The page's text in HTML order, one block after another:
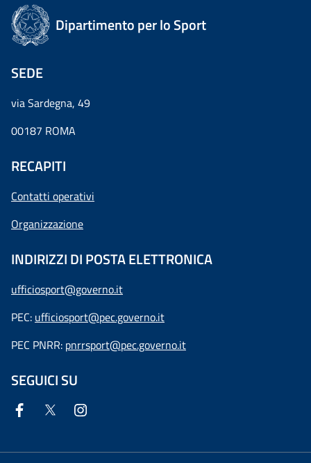
Dipartimento per lo Sport
SEDE
via Sardegna, 49
00187 ROMA
RECAPITI
Contatti operativi
Organizzazione
INDIRIZZI DI POSTA ELETTRONICA
ufficiosport@governo.it
PEC: ufficiosport@pec.governo.it
PEC PNRR: pnrrsport@pec.governo.it
SEGUICI SU